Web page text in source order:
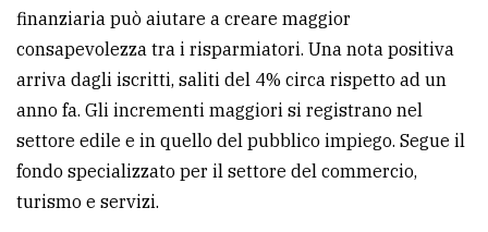
finanziaria può aiutare a creare maggior
consapevolezza tra i risparmiatori. Una nota positiva
arriva dagli iscritti, saliti del 4% circa rispetto ad un
anno fa. Gli incrementi maggiori si registrano nel
settore edile e in quello del pubblico impiego. Segue il
fondo specializzato per il settore del commercio,
turismo e servizi.